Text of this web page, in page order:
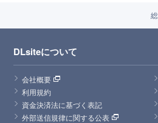
DLsiteについて
会社概要
利用規約
資金決済法に基づく表記
外部送信規律に関する公表